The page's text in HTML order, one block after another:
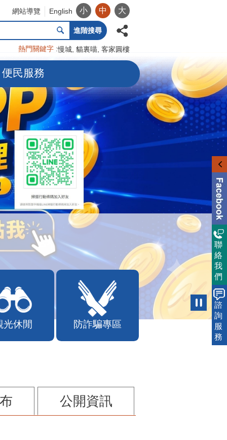
網站導覽 English 小 中 大
進階搜尋
熱門關鍵字 慢城 貓裏喵 客家圓樓
便民服務
光休閒 防詐騙專區
公開資訊
聯
絡
我
們
諮
詢
服
務